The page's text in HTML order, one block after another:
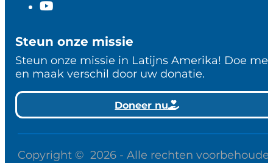
Steun onze missie
Steun onze missie in Latijns Amerika! Doe
en maak verschil door uw donatie.
Doneer nu
Copyright © 2026 - Alle rechten